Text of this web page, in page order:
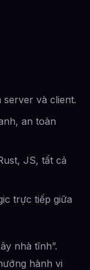
server và client.
an toàn
JS, tất cả
trực tiếp giữa
nhà tĩnh”.
hành vi